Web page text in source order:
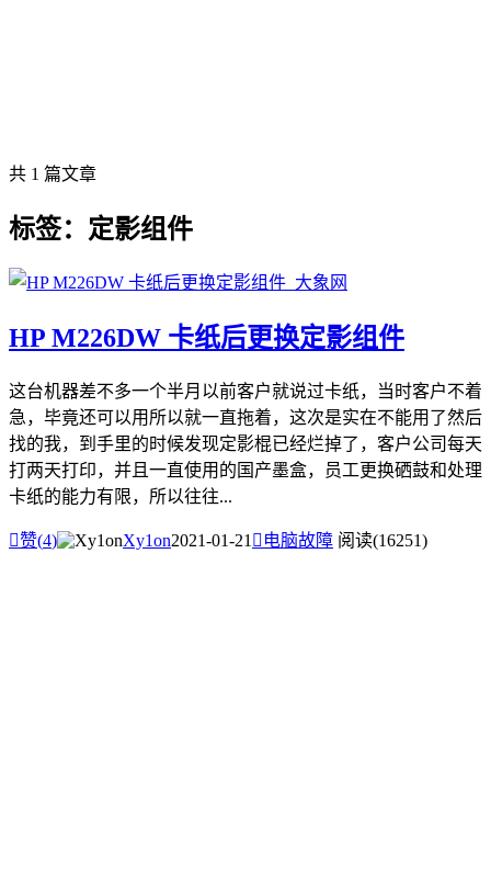
共 1 篇文章
标签：定影组件
HP M226DW 卡纸后更换定影组件
这台机器差不多一个半月以前客户就说过卡纸，当时客户不着
急，毕竟还可以用所以就一直拖着，这次是实在不能用了然后
找的我，到手里的时候发现定影棍已经烂掉了，客户公司每天
打两天打印，并且一直使用的国产墨盒，员工更换硒鼓和处理
卡纸的能力有限，所以往往...
赞(4) Xy1on2021-01-21  电脑故障 阅读(16251)